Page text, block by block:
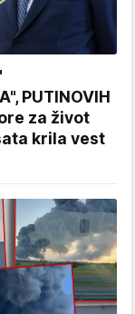
PUTINOVIH
za život
krila vest